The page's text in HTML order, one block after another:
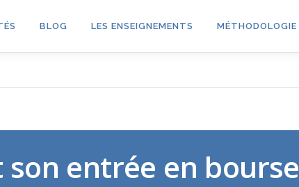
BLOG LES ENSEIGNEMENTS MÉTHODOLOGIE
son entrée en bourse